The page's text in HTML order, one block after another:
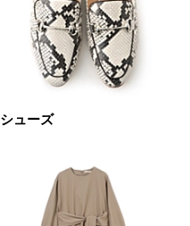
新着
シューズ